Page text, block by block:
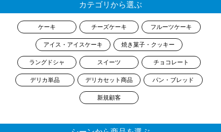
カテゴリから選ぶ
ケーキ チーズケーキ フルーツケーキ
アイス・アイスケーキ 焼き菓子・クッキー
ラングドシャ スイーツ チョコレート
デリカ単品 デリカセット商品 パン・ブレッド
新規顧客